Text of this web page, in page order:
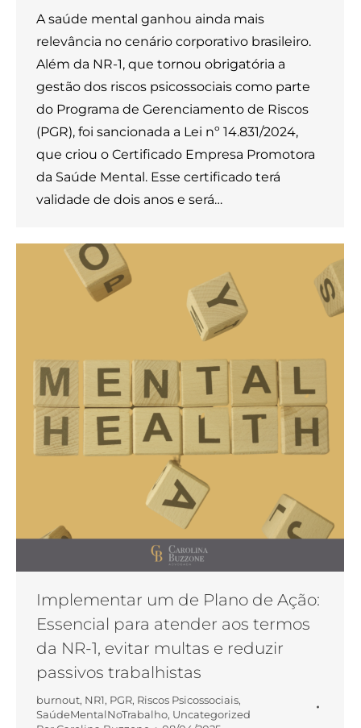
A saúde mental ganhou ainda mais
relevância no cenário corporativo brasileiro.
Além da NR-1, que tornou obrigatória a
gestão dos riscos psicossociais como parte
do Programa de Gerenciamento de Riscos
(PGR), foi sancionada a Lei nº 14.831/2024,
que criou o Certificado Empresa Promotora
da Saúde Mental. Esse certificado terá
validade de dois anos e será…
Implementar um de Plano de Ação:
Essencial para atender aos termos
da NR-1, evitar multas e reduzir
passivos trabalhistas
burnout, NR1, PGR, Riscos Psicossociais,
SaúdeMentalNoTrabalho, Uncategorized